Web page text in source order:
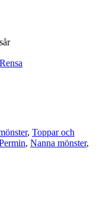
Rensa
, Toppar och
, Nanna mönster,